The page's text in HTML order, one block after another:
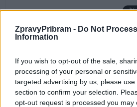
ZpravyPribram - Do Not
Information
If you wish to opt-out of the sale,
processing of your personal or
targeted advertising by us, please
section to confirm your selection.
opt-out request is processed you may
Příbram chystá výstavbu nových
bytů, opozice mluví
o „vzdušných zámcích“
Kdo
a